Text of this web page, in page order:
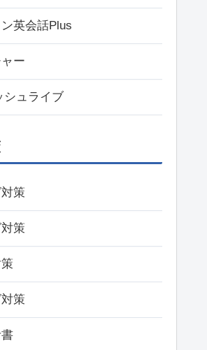
英会話Plus
ー
シュライブ
策
策
策